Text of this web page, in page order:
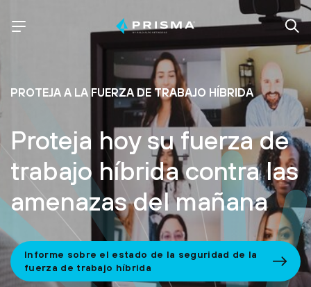
PROTEJA A LA FUERZA DE TRABAJO HÍBRIDA
Proteja hoy su fuerza de
trabajo híbrida contra las
amenazas del mañana
Informe sobre el estado de la seguridad de la
fuerza de trabajo híbrida